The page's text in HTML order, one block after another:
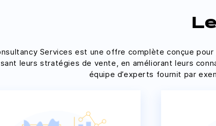
Services est une offre complète conçue
leurs stratégies de vente, en améliorant leurs
équipe d’experts fournit par